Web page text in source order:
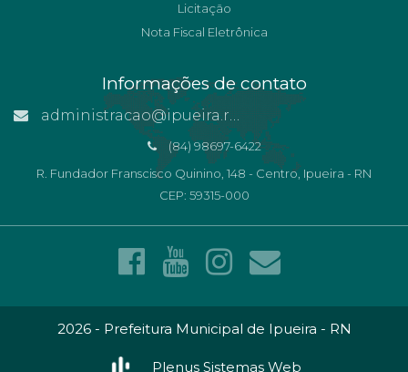
Licitação
Nota Fiscal Eletrônica
Informações de contato
administracao@ipueira.rn.gov.br
(84) 98697-6422
R. Fundador Franscisco Quinino, 148 - Centro, Ipueira - RN
CEP: 59315-000
2026 - Prefeitura Municipal de Ipueira - RN
Plenus Sistemas Web